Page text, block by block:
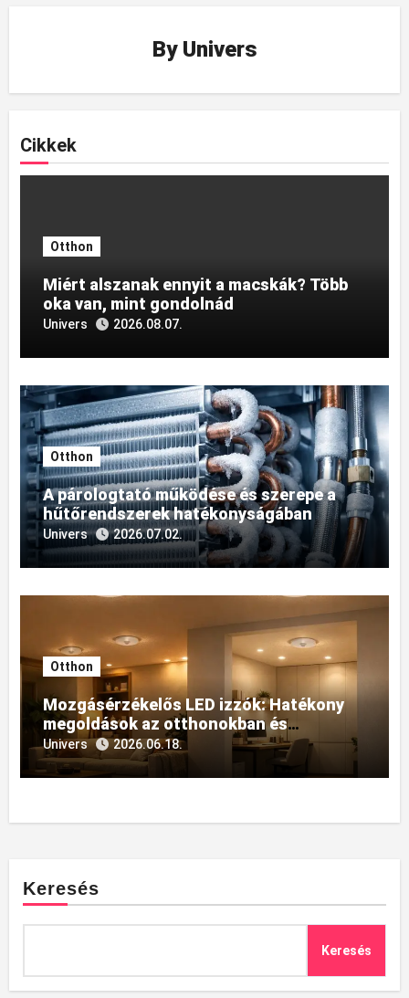
By Univers
Cikkek
Otthon
Miért alszanak ennyit a macskák? Több
oka van, mint gondolnád
Univers 2026.08.07.
Otthon
A párologtató működése és szerepe a
hűtőrendszerek hatékonyságában
Univers 2026.07.02.
Otthon
Mozgásérzékelős LED izzók: Hatékony
megoldások az otthonokban és
irodákban történő
energiamegtakarításhoz
Univers 2026.06.18.
Keresés
Keresés